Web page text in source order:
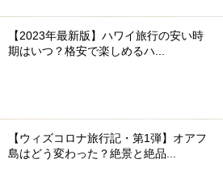
【2023年最新版】ハワイ旅行の安い時
期はいつ？格安で楽しめるハ...
【ウィズコロナ旅行記・第1弾】オアフ
島はどう変わった？絶景と絶品...